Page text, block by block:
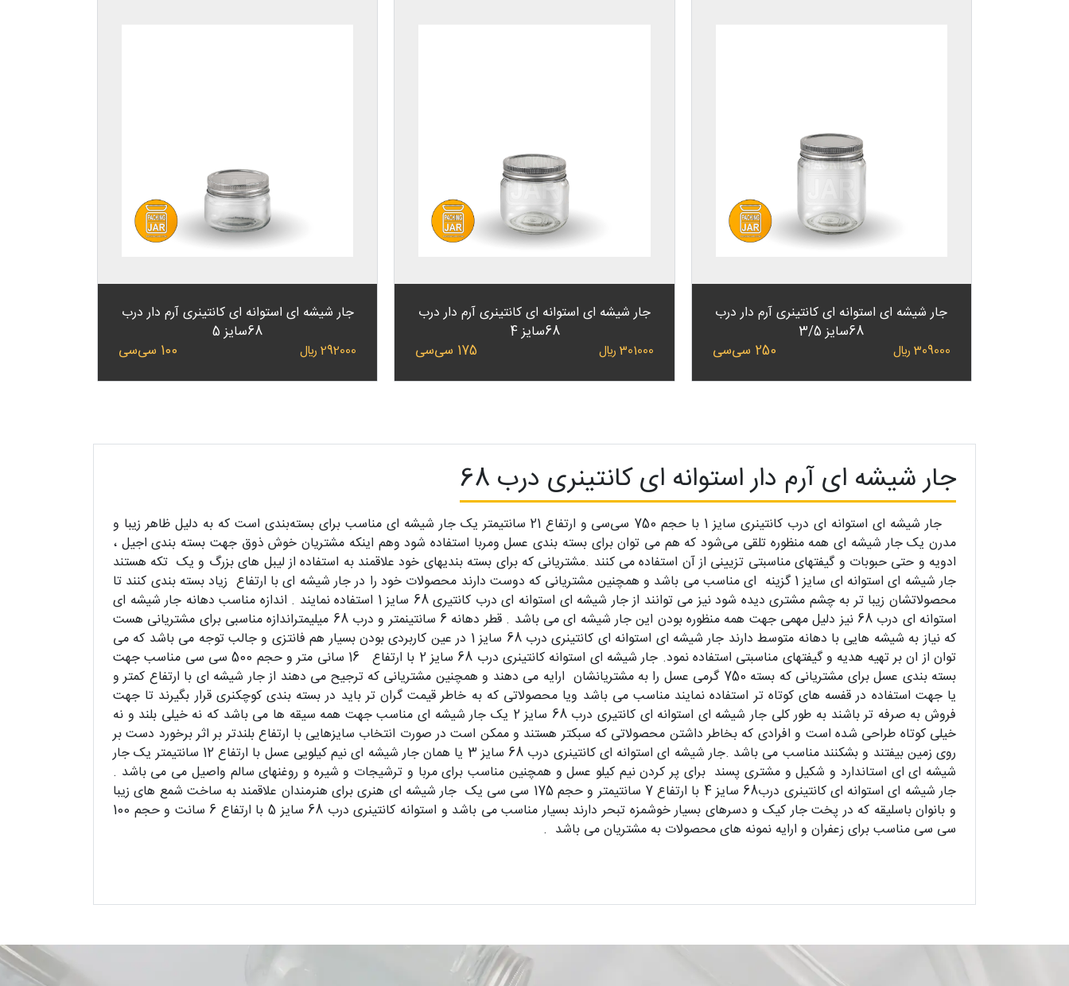
جار شیشه ای استوانه ای کانتینری آرم دار درب
68سایز 3/5
309000 ﷼ 250 سی‌سی
جار شیشه ای استوانه ای کانتینری آرم دار درب
68سایز 4
301000 ﷼ 175 سی‌سی
جار شیشه ای استوانه ای کانتینری آرم دار درب
68سایز 5
292000 ﷼ 100 سی‌سی
جار شیشه ای آرم دار استوانه ای کانتینری درب 68
جار شیشه ای استوانه ای درب کانتینری سایز 1 با حجم 750 سی‌سی و ارتفاع 21 سانتیمتر یک جار شیشه ای مناسب برای بسته‌بندی است که به دلیل ظاهر زیبا و
مدرن یک جار شیشه ای همه منظوره تلقی می‌شود که هم می توان برای بسته بندی عسل ومربا استفاده شود وهم اینکه مشتریان خوش ذوق جهت بسته بندی اجیل ،
ادویه و حتی حبوبات و گیفتهای مناسبتی تزیینی از آن استفاده می کنند .مشتریانی که برای بسته بندیهای خود علاقمند به استفاده از لیبل های بزرگ و یک تکه هستند
جار شیشه ای استوانه ای سایز 1 گزینه ای مناسب می باشد و همچنین مشتریانی که دوست دارند محصولات خود را در جار شیشه ای با ارتفاع زیاد بسته بندی کنند تا
محصولاتشان زیبا تر به چشم مشتری دیده شود نیز می توانند از جار شیشه ای استوانه ای درب کانتیری 68 سایز 1 استفاده نمایند . اندازه مناسب دهانه جار شیشه ای
استوانه ای درب 68 نیز دلیل مهمی جهت همه منظوره بودن این جار شیشه ای می باشد . قطر دهانه 6 سانتینمتر و درب 68 میلیمتراندازه مناسبی برای مشتریانی هست
که نیاز به شیشه هایی با دهانه متوسط دارند جار شیشه ای استوانه ای کانتینری درب 68 سایز 1 در عین کاربردی بودن بسیار هم فانتزی و جالب توجه می باشد که می
توان از ان بر تهیه هدیه و گیفتهای مناسبتی استفاده نمود. جار شیشه ای استوانه کانتینری درب 68 سایز 2 با ارتفاع 16 سانی متر و حجم 500 سی سی مناسب جهت
بسته بندی عسل برای مشتریانی که بسته 750 گرمی عسل را به مشتریانشان ارایه می دهند و همچنین مشتریانی که ترجیح می دهند از جار شیشه ای با ارتفاع کمتر و
یا جهت استفاده در قفسه های کوتاه تر استفاده نمایند مناسب می باشد ویا محصولاتی که به خاطر قیمت گران تر باید در بسته بندی کوچکنری قرار بگیرند تا جهت
فروش به صرفه تر باشند به طور کلی جار شیشه ای استوانه ای کانتیری درب 68 سایز 2 یک جار شیشه ای مناسب جهت همه سیقه ها می باشد که نه خیلی بلند و نه
خیلی کوتاه طراحی شده است و افرادی که بخاطر داشتن محصولاتی که سبکتر هستند و ممکن است در صورت انتخاب سایزهایی با ارتفاع بلندتر بر اثر برخورد دست بر
روی زمین بیفتند و بشکنند مناسب می باشد .جار شیشه ای استوانه ای کانتینری درب 68 سایز 3 یا همان جار شیشه ای نیم کیلویی عسل با ارتفاع 12 سانتیمتر یک جار
شیشه ای ای استاندارد و شکیل و مشتری پسند برای پر کردن نیم کیلو عسل و همچنین مناسب برای مربا و ترشیجات و شیره و روغنهای سالم واصیل می می باشد .
جار شیشه ای استوانه ای کانتینری درب68 سایز 4 با ارتفاع 7 سانتیمتر و حجم 175 سی سی یک جار شیشه ای هنری برای هنرمندان علاقمند به ساخت شمع های زیبا
و بانوان باسلیقه که در پخت جار کیک و دسرهای بسیار خوشمزه تبحر دارند بسیار مناسب می باشد و استوانه کانتینری درب 68 سایز 5 با ارتفاع 6 سانت و حجم 100
سی سی مناسب برای زعفران و ارایه نمونه های محصولات به مشتریان می باشد .